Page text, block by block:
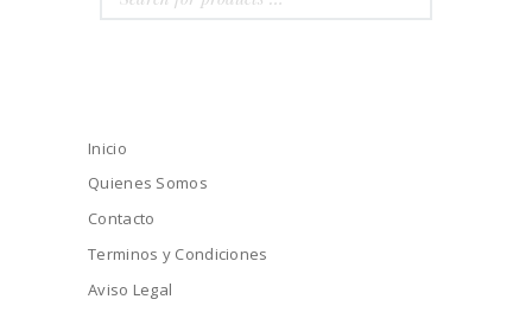
Inicio
Quienes Somos
Contacto
Terminos y Condiciones
Aviso Legal